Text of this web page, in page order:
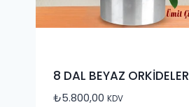
8 DAL BEYAZ ORKİDELER
₺5.800,00 KDV